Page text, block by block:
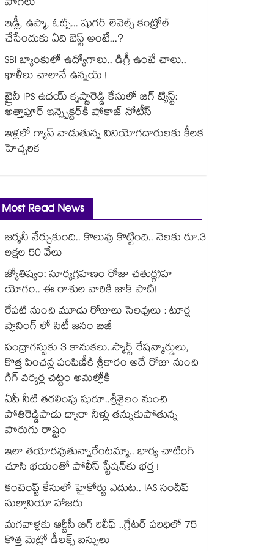
ఇడ్లీ, ఉప్మా, ఓట్స్... షుగర్ లెవెల్స్ కంట్రోల్
చేసేందుకు ఏది బెస్ట్ అంటే...?
SBI బ్యాంకులో ఉద్యోగాలు.. డిగ్రీ ఉంటే చాలు..
ఖాళీలు చాలానే ఉన్నయ్ !
ట్రైనీ IPS ఉదయ్ కృష్ణారెడ్డి కేసులో బిగ్ ట్విస్ట్:
అత్తాపూర్ ఇన్స్పెక్టర్‎కి షోకాజ్ నోటీస్
ఇళ్లలో గ్యాస్ వాడుతున్న వినియోగదారులకు కీలక
హెచ్చరిక
Most Read News
జర్మనీ నేర్చుకుంది.. కొలువు కొట్టింది.. నెలకు రూ.3
లక్షల 50 వేలు
జ్యోతిష్యం: సూర్యగ్రహణం రోజు చతుర్గ్రహ
యోగం.. ఈ రాశుల వారికి జాక్ పాట్!
రేపటి నుంచి మూడు రోజులు సెలవులు : టూర్ల
ప్లానింగ్ లో సిటీ జనం బిజీ
పంద్రాగస్టుకు 3 కానుకలు..స్మార్ట్ రేషన్కార్డులు,
కొత్త పింఛన్ల పంపిణీకి శ్రీకారం అదే రోజు నుంచి
గిగ్ వర్కర్ల చట్టం అమల్లోకి
ఏపీ నీటి తరలింపు షురూ..శ్రీశైలం నుంచి
పోతిరెడ్డిపాడు ద్వారా నీళ్లు తన్నుకుపోతున్న
పొరుగు రాష్ట్రం
ఇలా తయారవుతున్నారేంటమ్మా.. భార్య చాటింగ్
చూసి భయంతో పోలీస్ స్టేషన్⁫కు భర్త !
కంటెంప్ట్ కేసులో హైకోర్టు ఎదుట.. IAS సందీప్
సుల్తానియా హాజరు
మగవాళ్లకు ఆర్టీసీ బిగ్ రిలీఫ్ ..గ్రేటర్ పరిధిలో 75
కొత్త మెట్రో డీలక్స్ బస్సులు